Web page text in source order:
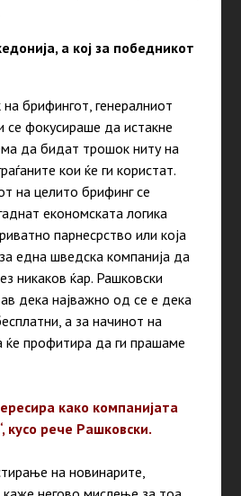
а кој за победникот
брифингот, генералниот
се фокусираше да истакне
да бидат трошок ниту на
кои ќе ги користат.
на целито брифинг се
економската логика
парнесрство или која
една шведска компанија да
никаков ќар. Рашковски
дека најважно од се е дека
а за начинот на
ќе профитира да ги прашаме
како компанијата
, кусо рече Рашковски.
на новинарите,